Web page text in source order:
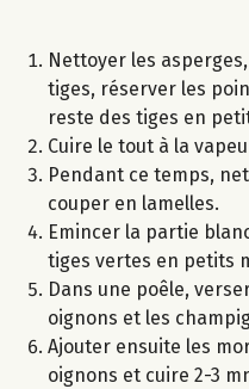
Nettoyer les
tiges, réserver les
reste des tiges en
Cuire le tout à la
Pendant ce temps,
couper en lamelles.
Emincer la partie
tiges vertes en petits
Dans une poêle,
oignons et les
Ajouter ensuite les
oignons et cuire 2-3